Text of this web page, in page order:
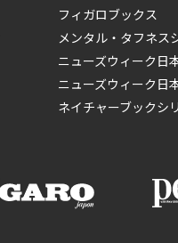
フィガロブックス
メンタル・タフネス
ニューズウィーク日
ニューズウィーク日
ネイチャーブックシ